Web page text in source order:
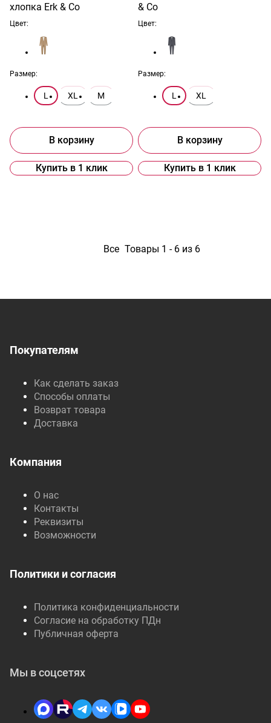
хлопка Erk & Co
Цвет:
Размер:
L XL M
В корзину
Купить в 1 клик
& Co
Цвет:
Размер:
L XL
В корзину
Купить в 1 клик
Все Товары 1 - 6 из 6
Покупателям
Как сделать заказ
Способы оплаты
Возврат товара
Доставка
Компания
О нас
Контакты
Реквизиты
Возможности
Политики и согласия
Политика конфиденциальности
Согласие на обработку ПДн
Публичная оферта
Мы в соцсетях